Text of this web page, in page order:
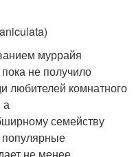
муррайя
не получило
любителей комнатного
а
семейству
популярные